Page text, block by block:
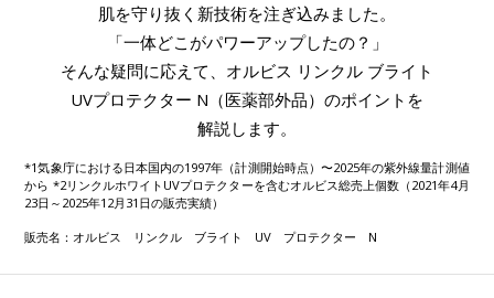
肌を守り抜く新技術を注ぎ込みました。
「一体どこがパワーアップしたの？」
そんな疑問に応えて、オルビス リンクル ブライト
UVプロテクター N（医薬部外品）のポイントを
解説します。
*1気象庁における日本国内の1997年（計測開始時点）〜2025年の紫外線量計測値
から *2リンクルホワイトUVプロテクターを含むオルビス総売上個数（2021年4月
23日～2025年12月31日の販売実績）
販売名：オルビス リンクル ブライト UV プロテクター N